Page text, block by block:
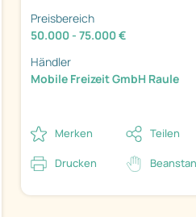
Preisbereich
50.000 - 75.000 €
Händler
Mobile Freizeit GmbH Raule
Merken Teilen
Drucken